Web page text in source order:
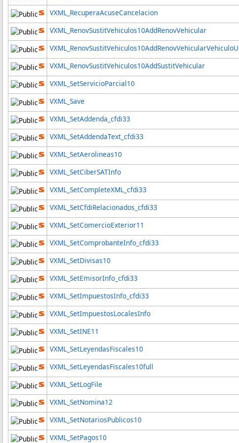
VXML_RecuperaAcuseCancelacion
VXML_RenovSustitVehiculos10AddRenovVehicular
VXML_RenovSustitVehiculos10AddSustitVehicular
VXML_SetServicioParcial10
VXML_Save
VXML_SetAddenda_cfdi33
VXML_SetAddendaText_cfdi33
VXML_SetAerolineas10
VXML_SetCiberSATInfo
VXML_SetCompleteXML_cfdi33
VXML_SetCfdiRelacionados_cfdi33
VXML_SetComercioExterior11
VXML_SetComprobanteInfo_cfdi33
VXML_SetDivisas10
VXML_SetEmisorInfo_cfdi33
VXML_SetImpuestosInfo_cfdi33
VXML_SetImpuestosLocalesInfo
VXML_SetINE11
VXML_SetLeyendasFiscales10
VXML_SetLeyendasFiscales10full
VXML_SetLogFile
VXML_SetNomina12
VXML_SetNotariosPublicos10
VXML_SetPagos10